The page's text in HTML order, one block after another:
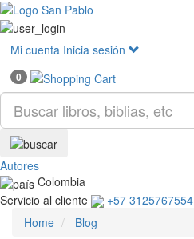
Mi cuenta Inicia sesión
0
Autores
Colombia
Servicio al cliente
+57 3125767554
Home
Blog